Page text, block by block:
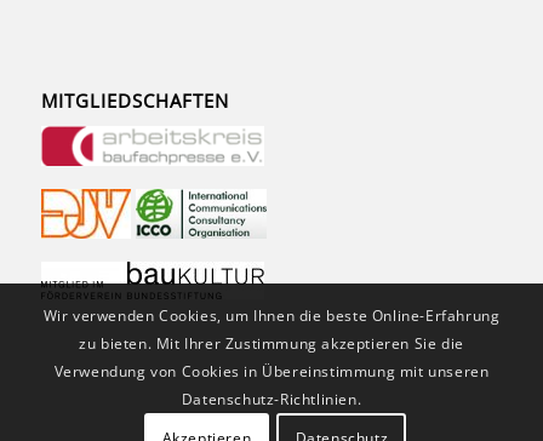
MITGLIEDSCHAFTEN
Wir verwenden Cookies, um Ihnen die beste Online-Erfahrung
zu bieten. Mit Ihrer Zustimmung akzeptieren Sie die
Verwendung von Cookies in Übereinstimmung mit unseren
Datenschutz-Richtlinien.